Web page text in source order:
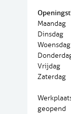
Maandag
Dinsdag
Woensdag
Vrijdag
Zaterdag
geopend